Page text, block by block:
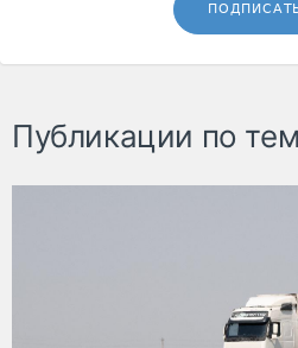
Публикации по